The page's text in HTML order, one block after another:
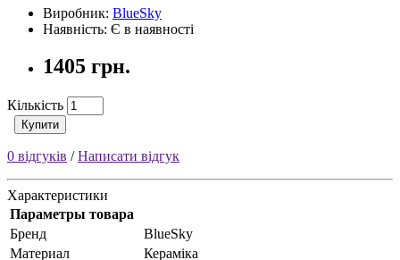
Виробник: BlueSky
Наявність: Є в наявності
1405 грн.
Кількість
Купити
0 відгуків /Написати відгук
Характеристики
Параметры товара
Бренд
BlueSky
Материал
Кераміка